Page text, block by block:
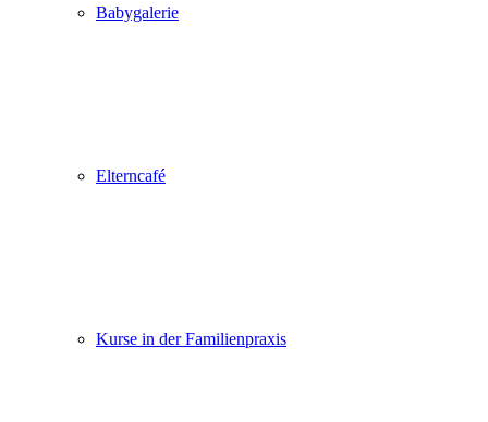
Babygalerie
Elterncafé
Kurse in der Familienpraxis